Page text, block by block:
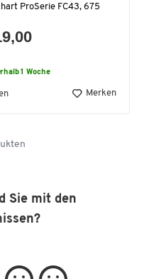
ProSerie FC43, 675
1 Woche
Merken
Sie mit den